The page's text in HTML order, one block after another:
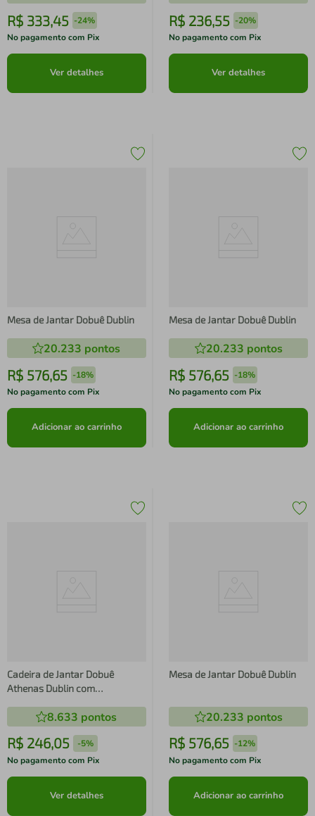
R$ 333,45 -24%
No pagamento com Pix
Ver detalhes
R$ 236,55 -20%
No pagamento com Pix
Ver detalhes
Mesa de Jantar Dobuê Dublin
20.233 pontos
R$ 576,65 -18%
No pagamento com Pix
Adicionar ao carrinho
Mesa de Jantar Dobuê Dublin
20.233 pontos
R$ 576,65 -18%
No pagamento com Pix
Adicionar ao carrinho
Cadeira de Jantar Dobuê
Athenas Dublin com
Veloplus 8.633 pontos
R$ 246,05 -5%
No pagamento com Pix
Ver detalhes
Mesa de Jantar Dobuê Dublin
20.233 pontos
R$ 576,65 -12%
No pagamento com Pix
Adicionar ao carrinho